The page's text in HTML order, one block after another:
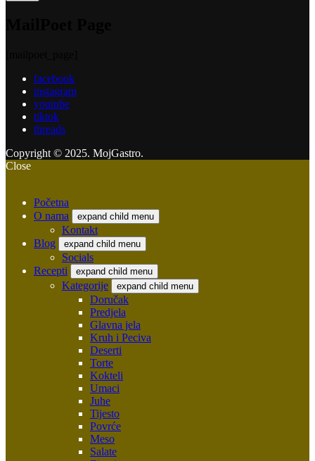
facebook
instagram
youtube
tiktok
threads
Copyright © 2025. MojGastro.
Close
Početna
O nama
expand child menu
Kontakt
Blog
expand child menu
Socials
Recepti
expand child menu
Kategorije expand child menu
Doručak
Predjela
Glavna jela
Kruh i Peciva
Deserti
Torte
Kokteli
Umaci
Juhe
Tijesto
Povrće
Meso
Salate